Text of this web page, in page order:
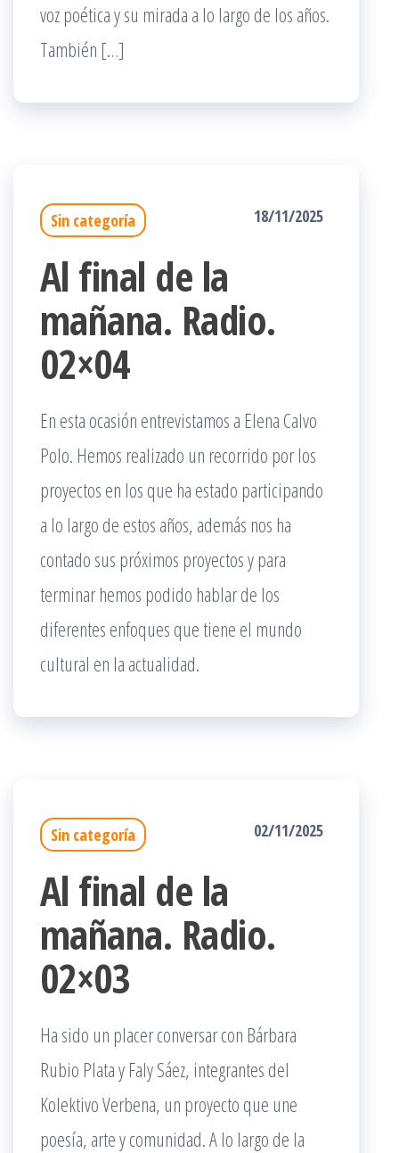
voz poética y su mirada a lo largo de los años.
También […]
Sin categoría 18/11/2025
Al final de la
mañana. Radio.
02×04
En esta ocasión entrevistamos a Elena Calvo
Polo. Hemos realizado un recorrido por los
proyectos en los que ha estado participando
a lo largo de estos años, además nos ha
contado sus próximos proyectos y para
terminar hemos podido hablar de los
diferentes enfoques que tiene el mundo
cultural en la actualidad.
Sin categoría 02/11/2025
Al final de la
mañana. Radio.
02×03
Ha sido un placer conversar con Bárbara
Rubio Plata y Faly Sáez, integrantes del
Kolektivo Verbena, un proyecto que une
poesía, arte y comunidad. A lo largo de la